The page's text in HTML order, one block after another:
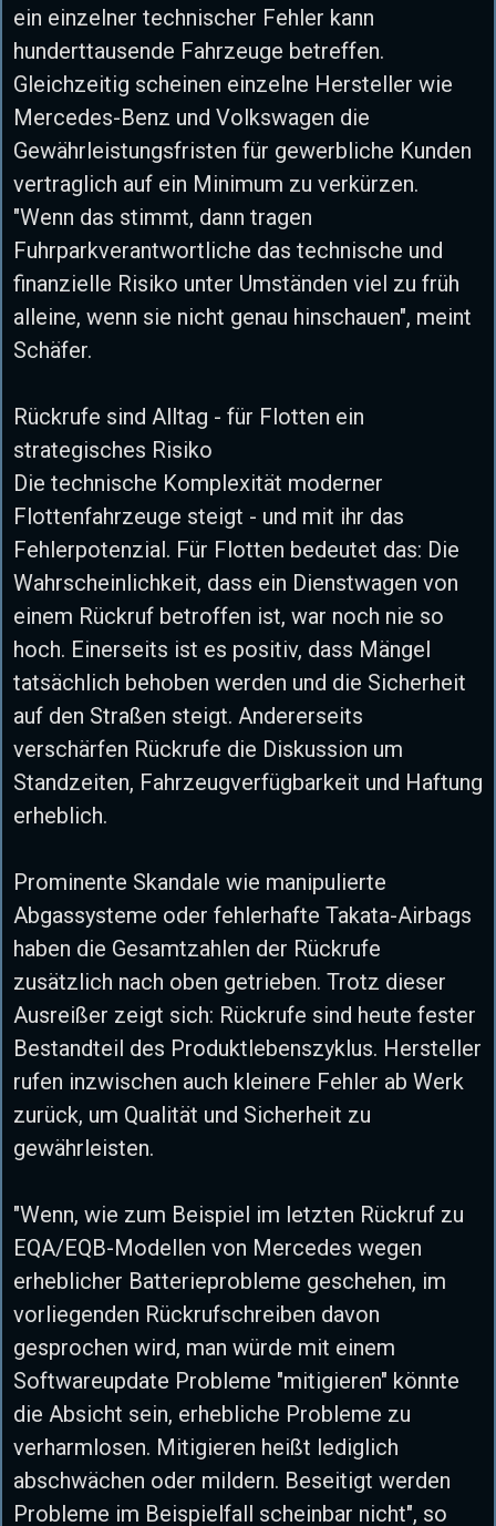
ein einzelner technischer Fehler kann
hunderttausende Fahrzeuge betreffen.
Gleichzeitig scheinen einzelne Hersteller wie
Mercedes-Benz und Volkswagen die
Gewährleistungsfristen für gewerbliche Kunden
vertraglich auf ein Minimum zu verkürzen.
"Wenn das stimmt, dann tragen
Fuhrparkverantwortliche das technische und
finanzielle Risiko unter Umständen viel zu früh
alleine, wenn sie nicht genau hinschauen", meint
Schäfer.
Rückrufe sind Alltag - für Flotten ein
strategisches Risiko
Die technische Komplexität moderner
Flottenfahrzeuge steigt - und mit ihr das
Fehlerpotenzial. Für Flotten bedeutet das: Die
Wahrscheinlichkeit, dass ein Dienstwagen von
einem Rückruf betroffen ist, war noch nie so
hoch. Einerseits ist es positiv, dass Mängel
tatsächlich behoben werden und die Sicherheit
auf den Straßen steigt. Andererseits
verschärfen Rückrufe die Diskussion um
Standzeiten, Fahrzeugverfügbarkeit und Haftung
erheblich.
Prominente Skandale wie manipulierte
Abgassysteme oder fehlerhafte Takata-Airbags
haben die Gesamtzahlen der Rückrufe
zusätzlich nach oben getrieben. Trotz dieser
Ausreißer zeigt sich: Rückrufe sind heute fester
Bestandteil des Produktlebenszyklus. Hersteller
rufen inzwischen auch kleinere Fehler ab Werk
zurück, um Qualität und Sicherheit zu
gewährleisten.
"Wenn, wie zum Beispiel im letzten Rückruf zu
EQA/EQB-Modellen von Mercedes wegen
erheblicher Batterieprobleme geschehen, im
vorliegenden Rückrufschreiben davon
gesprochen wird, man würde mit einem
Softwareupdate Probleme "mitigieren" könnte
die Absicht sein, erhebliche Probleme zu
verharmlosen. Mitigieren heißt lediglich
abschwächen oder mildern. Beseitigt werden
Probleme im Beispielfall scheinbar nicht", so